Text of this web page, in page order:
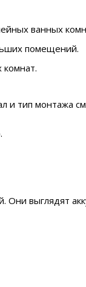
ванных
помещений.
и тип монтажа
выглядят